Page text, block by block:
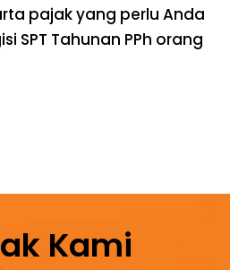
pajak yang perlu Anda
SPT Tahunan PPh orang
Kami